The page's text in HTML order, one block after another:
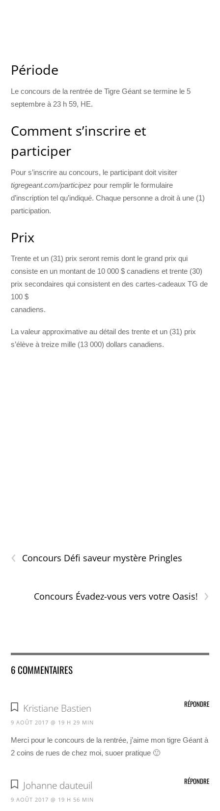
Période
Le concours de la rentrée de Tigre Géant se termine le 5
septembre à 23 h 59, HE.
Comment s’inscrire et
participer
Pour s’inscrire au concours, le participant doit visiter
tigregeant.com/participez pour remplir le formulaire
d’inscription tel qu’indiqué. Chaque personne a droit à une (1)
participation.
Prix
Trente et un (31) prix seront remis dont le grand prix qui
consiste en un montant de 10 000 $ canadiens et trente (30)
prix secondaires qui consistent en des cartes-cadeaux TG de
100 $
canadiens.
La valeur approximative au détail des trente et un (31) prix
s’élève à treize mille (13 000) dollars canadiens.
‹ Concours Défi saveur mystère Pringles
›
Concours Évadez-vous vers votre Oasis!
6 COMMENTAIRES
Kristiane Bastien
9 AOÛT 2017 @ 19 H 29 MIN
Merci pour le concours de la rentrée, j’aime mon tigre Géant à
2 coins de rues de chez moi, suoer pratique 🙂
RÉPONDRE
Johanne dauteuil
9 AOÛT 2017 @ 19 H 56 MIN
RÉPONDRE